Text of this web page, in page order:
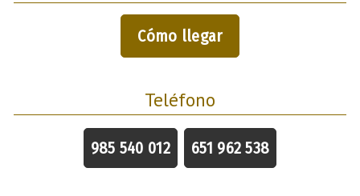
Cómo llegar
Teléfono
985 540 012 651 962 538